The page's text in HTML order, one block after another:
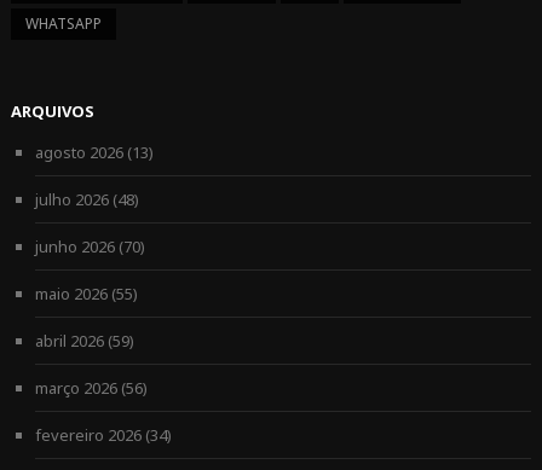
WHATSAPP
ARQUIVOS
agosto 2026(13)
julho 2026(48)
junho 2026(70)
maio 2026(55)
abril 2026(59)
março 2026(56)
fevereiro 2026(34)